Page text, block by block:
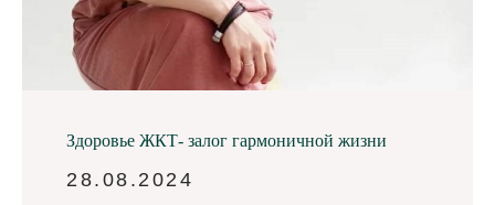
Здоровье ЖКТ- залог гармоничной жизни
28.08.2024